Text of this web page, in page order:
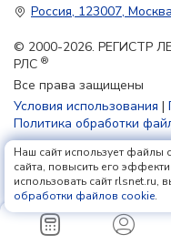
Россия, 123007,
© 2000-2026. РЕГИСТР
РЛС ®
Все права защищены
Условия использования |
Политика обработки
Наш сайт использует файлы
сайта, повысить его
использовать сайт rlsnet.ru,
обработки файлов cookie.